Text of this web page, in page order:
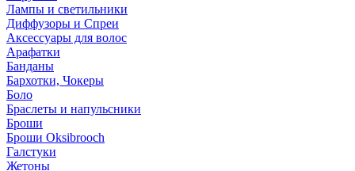
Лампы и светильники
Диффузоры и Спреи
Аксессуары для волос
Арафатки
Банданы
Бархотки, Чокеры
Боло
Браслеты и напульсники
Броши
Броши Oksibrooch
Галстуки
Жетоны